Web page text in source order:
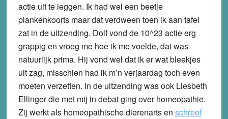
actie uit te leggen. Ik had wel een beetje
plankenkoorts maar dat verdween toen ik aan tafel
zat in de uitzending. Dolf vond de 10^23 actie erg
grappig en vroeg me hoe ik me voelde, dat was
natuurlijk prima. Hij vond wel dat ik er wat bleekjes
uit zag, misschien had ik m’n verjaardag toch even
moeten verzetten. In de uitzending was ook Liesbeth
Ellinger die met mij in debat ging over homeopathie.
Zij werkt als homeopathische dierenarts en schreef